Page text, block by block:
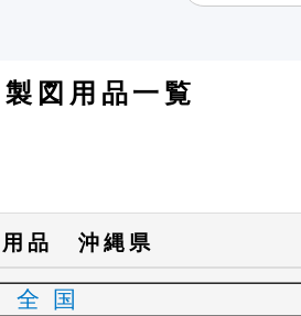
図用品一覧
用品 沖縄県
全国